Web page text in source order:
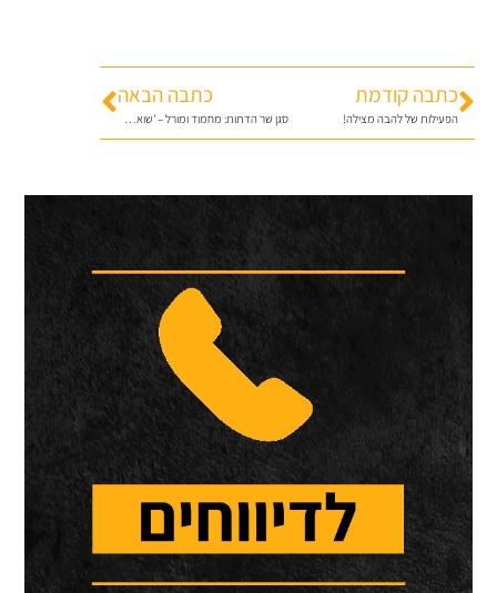
כתבה קודמת
הפעילות של להבה מצילה!
כתבה הבאה
סגן שר הדתות: מחמוד ומורל – 'שואה שקטה'